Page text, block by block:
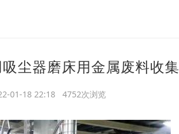
尘器磨床用金属废料收
01-18 22:18 4752次浏览